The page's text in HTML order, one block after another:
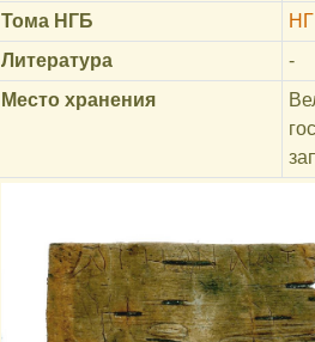
Тома НГБ
Литература
-
Место хранения